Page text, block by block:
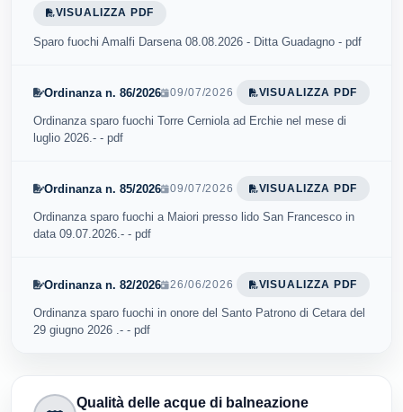
VISUALIZZA PDF
Sparo fuochi Amalfi Darsena 08.08.2026 - Ditta Guadagno - pdf
Ordinanza n. 86/2026 09/07/2026 VISUALIZZA PDF
Ordinanza sparo fuochi Torre Cerniola ad Erchie nel mese di
luglio 2026.- - pdf
Ordinanza n. 85/2026 09/07/2026 VISUALIZZA PDF
Ordinanza sparo fuochi a Maiori presso lido San Francesco in
data 09.07.2026.- - pdf
Ordinanza n. 82/2026 26/06/2026 VISUALIZZA PDF
Ordinanza sparo fuochi in onore del Santo Patrono di Cetara del
29 giugno 2026 .- - pdf
Qualità delle acque di balneazione